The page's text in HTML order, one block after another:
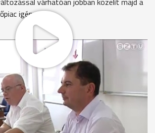
igényeihez.
tett sikeres érettségit, illetve szakmai
kilenc tagintézményében az elmúlt
átalakulása azonban új kihívásokat
számára. Jelentős változás lesz,
három évre szűkül: a közismereti tárgyak
és nagyobb hangsúlyt kap majd a